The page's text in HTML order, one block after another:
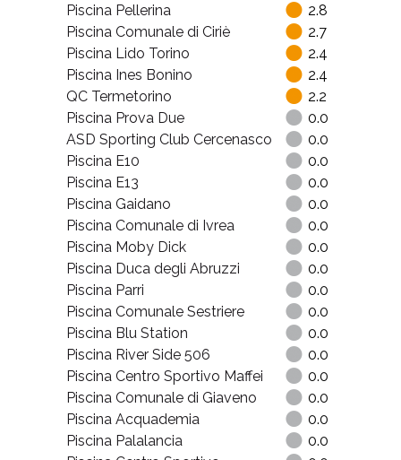
Piscina Pellerina
2.8
Piscina Comunale di Ciriè
2.7
Piscina Lido Torino
2.4
Piscina Ines Bonino
2.4
QC Termetorino
2.2
Piscina Prova Due
0.0
ASD Sporting Club Cercenasco
0.0
Piscina E10
0.0
Piscina E13
0.0
Piscina Gaidano
0.0
Piscina Comunale di Ivrea
0.0
Piscina Moby Dick
0.0
Piscina Duca degli Abruzzi
0.0
Piscina Parri
0.0
Piscina Comunale Sestriere
0.0
Piscina Blu Station
0.0
Piscina River Side 506
0.0
Piscina Centro Sportivo Maffei
0.0
Piscina Comunale di Giaveno
0.0
Piscina Acquademia
0.0
Piscina Palalancia
0.0